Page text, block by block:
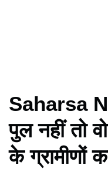
Saharsa
पुल नहीं तो
के ग्रामीणों